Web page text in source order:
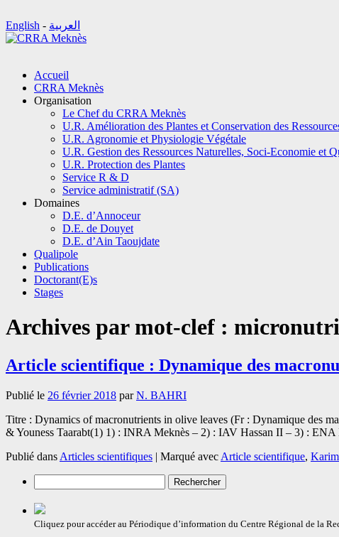
English - العربية
Aller
contenu
Accueil
CRRA Meknès
Organisation
Le Chef du CRRA Meknès
U.R. Amélioration des Plantes et Conservation des
U.R. Agronomie et Physiologie Végétale
U.R. Gestion des Ressources Naturelles, Soci-Economie et
U.R. Protection des Plantes
Service R & D
Service administratif (SA)
Domaines
D.E. d’Annoceur
D.E. de Douyet
D.E. d’Ain Taoujdate
Qualipole
Publications
Doctorant(E)s
Stages
Archives par mot-clef :
Article scientifique : Dynamique des
Publié le 26 février 2018 par N. BAHRI
Titre : Dynamics of macronutrients in olive leaves (Fr : Dynamique des
& Youness Taarabt(1) 1) : INRA Meknès – 2) : IAV Hassan II – 3) :
Publié dans Articles scientifiques | Marqué avec Article scientifique,
Cliquez pour accéder au Périodique d’information du Centre Régional de la